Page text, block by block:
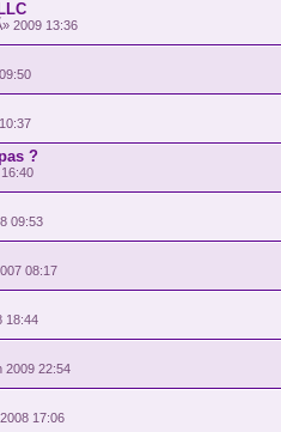
2009 13:36
?
09:53
08:17
18:44
2009 22:54
17:06